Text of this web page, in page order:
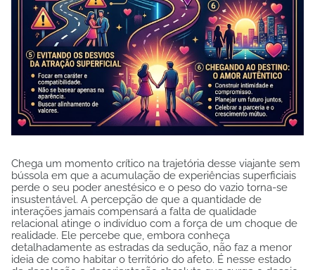
Chega um momento crítico na trajetória desse viajante sem
bússola em que a acumulação de experiências superficiais
perde o seu poder anestésico e o peso do vazio torna-se
insustentável. A percepção de que a quantidade de
interações jamais compensará a falta de qualidade
relacional atinge o indivíduo com a força de um choque de
realidade. Ele percebe que, embora conheça
detalhadamente as estradas da sedução, não faz a menor
ideia de como habitar o território do afeto. É nesse estado